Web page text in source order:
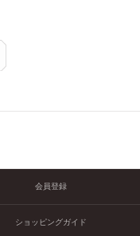
会員登録
ショッピングガイド